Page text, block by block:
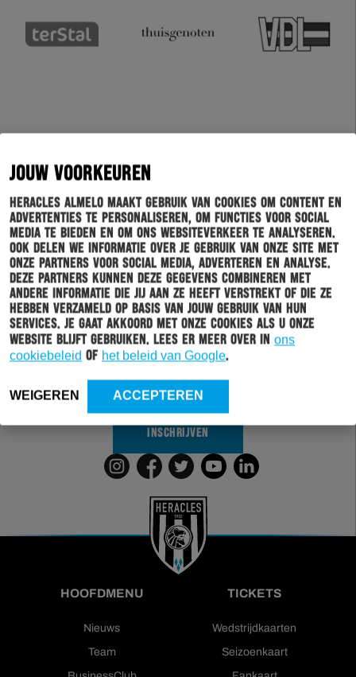
JOUW VOORKEUREN
Heracles Almelo maakt gebruik van cookies om content en
advertenties te personaliseren, om functies voor social
media te bieden en om ons websiteverkeer te analyseren.
Ook delen we informatie over je gebruik van onze site met
onze partners voor social media, adverteren en analyse.
Deze partners kunnen deze gegevens combineren met
andere informatie die jij aan ze heeft verstrekt of die ze
hebben verzameld op basis van jouw gebruik van hun
services. Je gaat akkoord met onze cookies als u onze
website blijft gebruiken. Lees er meer over in ons
cookiebeleid of het beleid van Google.
WEIGEREN ACCEPTEREN
Schrijf je in voor onze nieuwsbrief
Wil jij altijd en overal op de hoogte gehouden worden
van al het clubnieuws? Schrijf je dan in voor de
nieuwsbrief van Heracles Almelo. Doordat je zelf aan
sturen wij alleen nieuws wat voor jou relevant is.
INSCHRIJVEN
HOOFDMENU
Nieuws
Team
TICKETS
Wedstrijdkaarten
Seizoenkaart